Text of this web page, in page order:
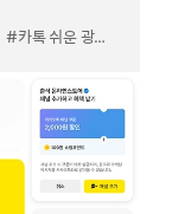
#카톡 쉬운 광고